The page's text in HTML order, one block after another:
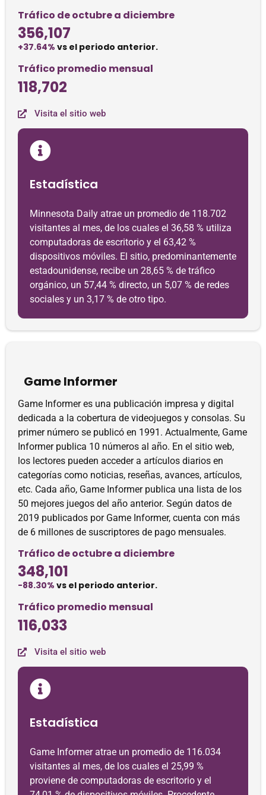
Tráfico de octubre a diciembre
356,107
+37.64% vs el periodo anterior.
Tráfico promedio mensual
118,702
Visita el sitio web
Estadística
Minnesota Daily atrae un promedio de 118.702
visitantes al mes, de los cuales el 36,58 % utiliza
computadoras de escritorio y el 63,42 %
dispositivos móviles. El sitio, predominantemente
estadounidense, recibe un 28,65 % de tráfico
orgánico, un 57,44 % directo, un 5,07 % de redes
sociales y un 3,17 % de otro tipo.
Game Informer
Game Informer es una publicación impresa y digital
dedicada a la cobertura de videojuegos y consolas. Su
primer número se publicó en 1991. Actualmente, Game
Informer publica 10 números al año. En el sitio web,
los lectores pueden acceder a artículos diarios en
categorías como noticias, reseñas, avances, artículos,
etc. Cada año, Game Informer publica una lista de los
50 mejores juegos del año anterior. Según datos de
2019 publicados por Game Informer, cuenta con más
de 6 millones de suscriptores de pago mensuales.
Tráfico de octubre a diciembre
348,101
-88.30% vs el periodo anterior.
Tráfico promedio mensual
116,033
Visita el sitio web
Estadística
Game Informer atrae un promedio de 116.034
visitantes al mes, de los cuales el 25,99 %
proviene de computadoras de escritorio y el